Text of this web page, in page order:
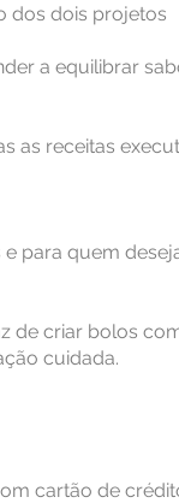
dos dois projetos
a equilibrar
as receitas
para quem
de criar bolos
cuidada.
cartão de